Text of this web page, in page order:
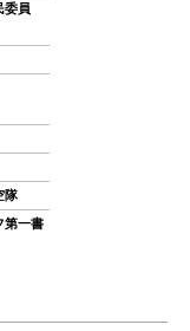
委員
隊
第一書